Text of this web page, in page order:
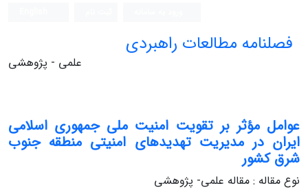
فصلنامه مطالعات راهبردی
علمی - پژوهشی
عوامل مؤثر بر تقویت امنیت ملی جمهوری اسلامی
ایران در مدیریت تهدیدهای امنیتی منطقه جنوب
شرق کشور
نوع مقاله : مقاله علمی- پژوهشی